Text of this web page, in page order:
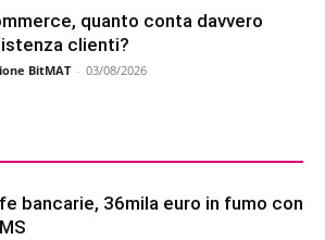
quanto conta davvero
clienti?
BitMAT - 03/08/2026
bancarie, 36mila euro in fumo con